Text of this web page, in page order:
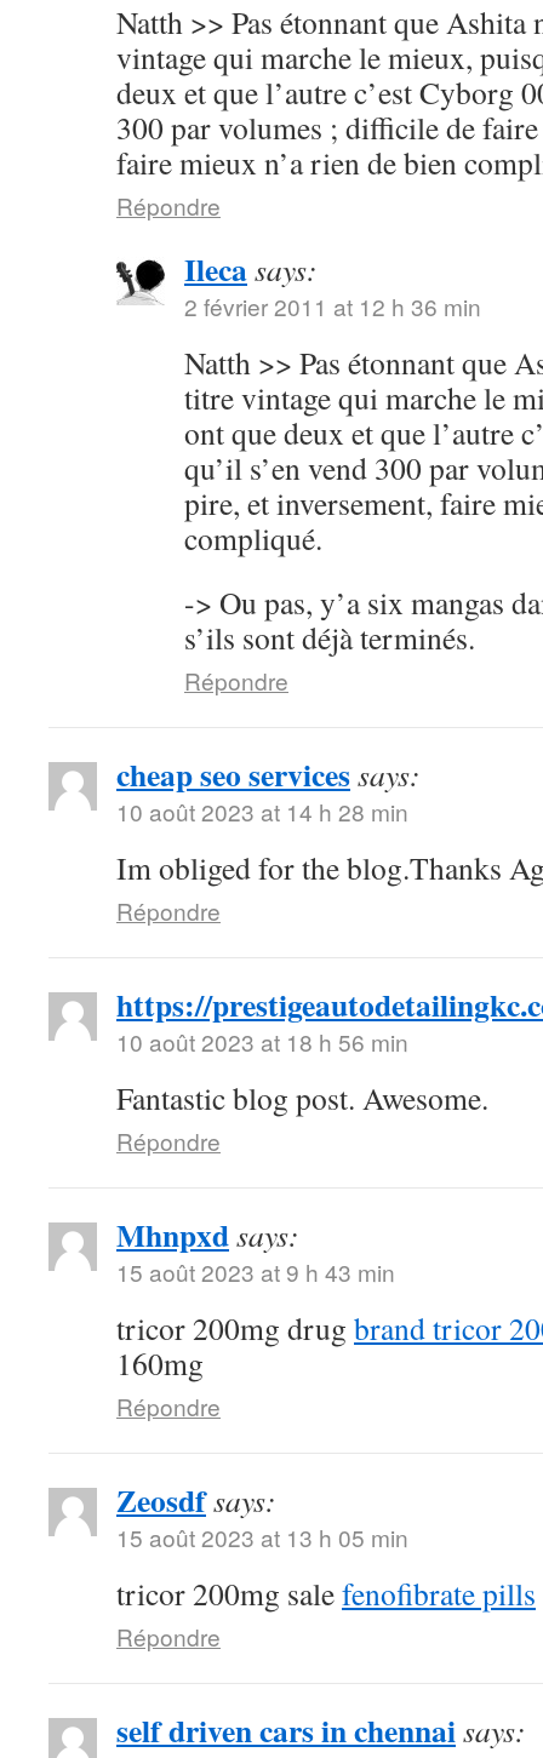
Natth >> Pas étonnant que
vintage qui marche le mieux,
deux et que l’autre c’est Cyborg
300 par volumes ; difficile de
faire mieux n’a rien de bien
Répondre
Ilecasays:
2 février 2011 at 12 h 36 min
Natth >> Pas étonnant que
titre vintage qui marche le
ont que deux et que l’autre
qu’il s’en vend 300 par
pire, et inversement, faire
compliqué.
-> Ou pas, y’a six mangas
s’ils sont déjà terminés.
Répondre
cheap seo servicessays:
10 août 2023 at 14 h 28 min
Im obliged for the blog.Thanks
Répondre
https://
10 août 2023 at 18 h 56 min
Fantastic blog post. Awesome.
Répondre
Mhnpxdsays:
15 août 2023 at 9 h 43 min
tricor 200mg drug brand tricor
160mg
Répondre
Zeosdfsays:
15 août 2023 at 13 h 05 min
tricor 200mg salefenofibrate pills
Répondre
self driven cars in chennaisays: